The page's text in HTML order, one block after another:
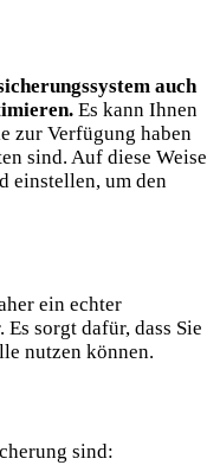
auch
Es ‍kann Ihnen
zur Verfügung haben
sind. Auf ‍diese⁣ Weise
einstellen, um den
ein echter⁢
sorgt dafür, ⁤dass Sie
​nutzen können.
sind: